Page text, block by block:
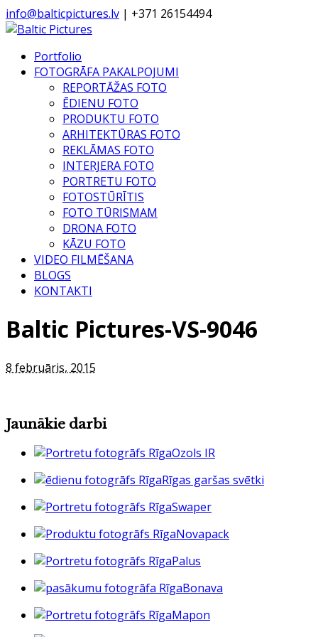
info@balticpictures.lv | +371 26154494
Portfolio
FOTOGRĀFA PAKALPOJUMI
REPORTĀŽAS FOTO
ĒDIENU FOTO
PRODUKTU FOTO
ARHITEKTŪRAS FOTO
REKLĀMAS FOTO
INTERJERA FOTO
PORTRETU FOTO
FOTOSTŪRĪTIS
FOTO TŪRISMAM
DRONA FOTO
KĀZU FOTO
VIDEO FILMĒŠANA
BLOGS
KONTAKTI
Baltic Pictures-VS-9046
8 februāris, 2015
Jaunākie darbi
Ozols IR
Rīgas garšas svētki
Swaper
Novapack
Palus
Bonava
Mapon